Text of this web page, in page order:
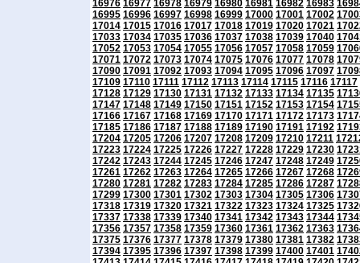
16976 16977 16978 16979 16980 16981 16982 16983
16995 16996 16997 16998 16999 17000 17001 17002
17014 17015 17016 17017 17018 17019 17020 17021
17033 17034 17035 17036 17037 17038 17039 17040
17052 17053 17054 17055 17056 17057 17058 17059
17071 17072 17073 17074 17075 17076 17077 17078
17090 17091 17092 17093 17094 17095 17096 17097
17109 17110 17111 17112 17113 17114 17115 17116 17117
17128 17129 17130 17131 17132 17133 17134 17135
17147 17148 17149 17150 17151 17152 17153 17154
17166 17167 17168 17169 17170 17171 17172 17173
17185 17186 17187 17188 17189 17190 17191 17192
17204 17205 17206 17207 17208 17209 17210 17211
17223 17224 17225 17226 17227 17228 17229 17230
17242 17243 17244 17245 17246 17247 17248 17249
17261 17262 17263 17264 17265 17266 17267 17268
17280 17281 17282 17283 17284 17285 17286 17287
17299 17300 17301 17302 17303 17304 17305 17306
17318 17319 17320 17321 17322 17323 17324 17325
17337 17338 17339 17340 17341 17342 17343 17344
17356 17357 17358 17359 17360 17361 17362 17363
17375 17376 17377 17378 17379 17380 17381 17382
17394 17395 17396 17397 17398 17399 17400 17401